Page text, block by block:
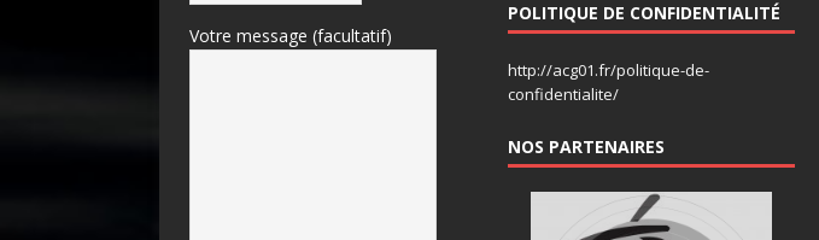
Votre message (facultatif)
POLITIQUE DE CONFIDENTIALITÉ
http://acg01.fr/politique-de-
confidentialite/
NOS PARTENAIRES